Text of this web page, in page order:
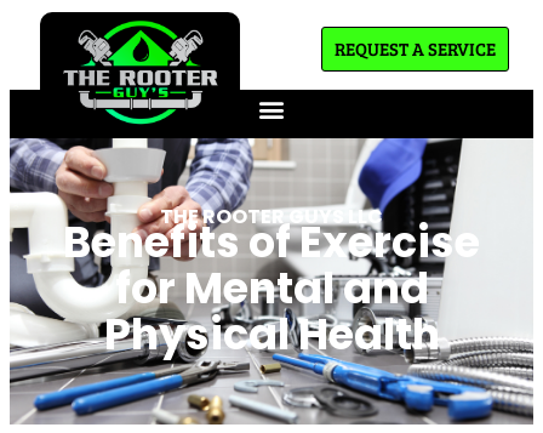
REQUEST A SERVICE
THE ROOTER GUYS LLC
Benefits of Exercise
for Mental and
Physical Health